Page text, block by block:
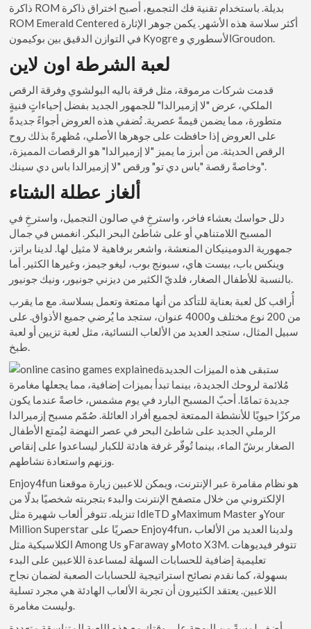
ذاكرة ROM بديلة. باستخدام تقنية فك التجميع، أصبح اختراق ذاكرة
ROM Emerald Centered أكثر سلاسة هذه الأشهر. يكمن جوهر الإثارة
في التوازن الدقيق بين بوكيمون Kyogre الأسطوري وGroudon.
لعبة الشرطة اون لاين
قدمت شركات مرموقة، مثل فرقة باليه البولشوي وفرقة الرقص
الملكي، عرض "لا إزميرالدا" للجمهور الجديد بفضل إحياءاتٍ فنيةٍ
متطورة، مما يضمن قيمةً عصرية. تُضفي هذه العروض أجواءً جديدةً
على العروض إذا حافظت على جوهرها الأصلي، مُظهرةً بذلك روح
الرقص الحديثة. من أبرز ما يميز "لا إزميرالدا" هو الرقصات المميزة،
وخاصةً رقصة "باس دي تو" ورقص "لا إزميرالدا باس دي سينك".
ألغاز عطلة الشتاء
دلل حواسك بعشاء فاخر، واسترخِ في صالون التجميل، واسترخِ في
المسبح اللامتناهي أو على شاطئ البحر البكر. انغمس في جمال
جمهورية الدومينيكان المنعشة، واشعر برفاهية لا مثيل لها. لدينا براتز،
وينكس باب، بيست هاي، سبونج بوب، ليغو جيمز، وغيرها الكثير. أما
بالنسبة للأطفال الصغار، فلديّ الكثير من ديزني جونيور، ونيك جونيور.
أُراقب كل لعبة بعناية للتأكد من أنها ممتعة وتعمل بسلاسة. مع ما يقرب
من 200 نوع مختلف و4000 عنوان، ستجد ما يُرضي جميع الأذواق. على
سبيل المثال، ستجد العديد من الألعاب النسائية، مثل لعبة تزيين أو لعبة
طبخ.
ستبقى هذه الميزات الجديدة
مُلائمة لروحك الجديدة، بينما تبدأ بميزات إضافية، مما يجعلها مغامرة
جديدة تمامًا. أحبّ المسبح البارد في يوم مشمس، خاصةً عندما يكون
مركزًا حيويًا للأنشطة الممتعة لجميع أفراد العائلة. صُمّم مسبح إزميرالدا
الرملي الجديد على شاطئ البحر في عصر النهضة ليُمتع الأطفال
الصغار برشّ الماء، بينما تُوفّر غرفة هادئة للكبار ليساعدوا على إنقاص
وزنهم واستعادة نشاطهم.
Enjoy4fun هو نظام مقامرة عبر الإنترنت، ويمكن للاعبين زيارة موقعنا
الإلكتروني من خلال متصفح الإنترنت والبدء بتجربته شخصيًا بدلًا من
تنزيله. تتوفر ألعاب شهيرة مثل IdleTD وMaximum Master وYour
Million Superstar حصريًا على Enjoy4fun، ولدينا العديد من الألعاب
الكلاسيكية مثل Among Us وFaraway وMoto X3M. تتوفر فيديوهات
تعليمية إضافية للحسابات السهلة لمساعدة اللاعبين على البدء
بسهولة، كما نقدم نصائح استراتيجية للحسابات الصعبة لضمان نجاح
اللاعبين. يعتقد الكثيرون أن تجربة الألعاب الهادئة هي مجرد تسلية
وليست مغامرة.